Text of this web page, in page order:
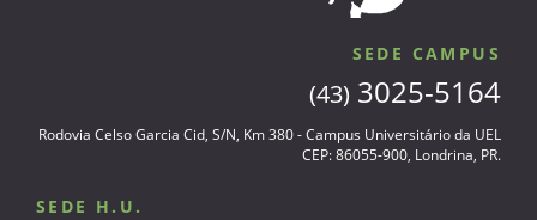
SEDE CAMPUS
(43) 3025-5164
Rodovia Celso Garcia Cid, S/N, Km 380 - Campus Universitário da UEL
CEP: 86055-900, Londrina, PR.
SEDE H.U.